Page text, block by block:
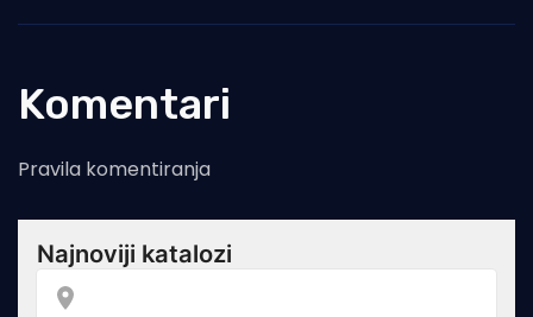
Komentari
Pravila komentiranja